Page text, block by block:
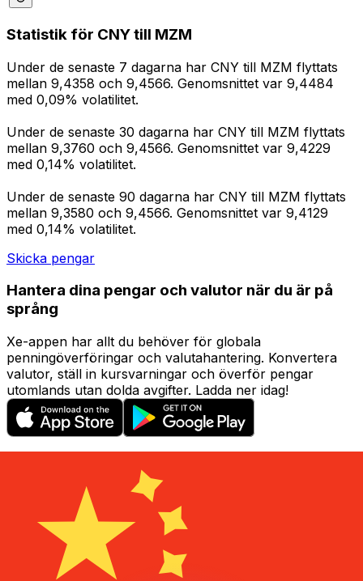
Statistik för CNY till MZM
Under de senaste 7 dagarna har CNY till MZM flyttats
mellan 9,4358 och 9,4566. Genomsnittet var 9,4484
med 0,09% volatilitet.
Under de senaste 30 dagarna har CNY till MZM flyttats
mellan 9,3760 och 9,4566. Genomsnittet var 9,4229
med 0,14% volatilitet.
Under de senaste 90 dagarna har CNY till MZM flyttats
mellan 9,3580 och 9,4566. Genomsnittet var 9,4129
med 0,14% volatilitet.
Skicka pengar
Hantera dina pengar och valutor när du är på
språng
Xe-appen har allt du behöver för globala
penningöverföringar och valutahantering. Konvertera
valutor, ställ in kursvarningar och överför pengar
utomlands utan dolda avgifter. Ladda ner idag!